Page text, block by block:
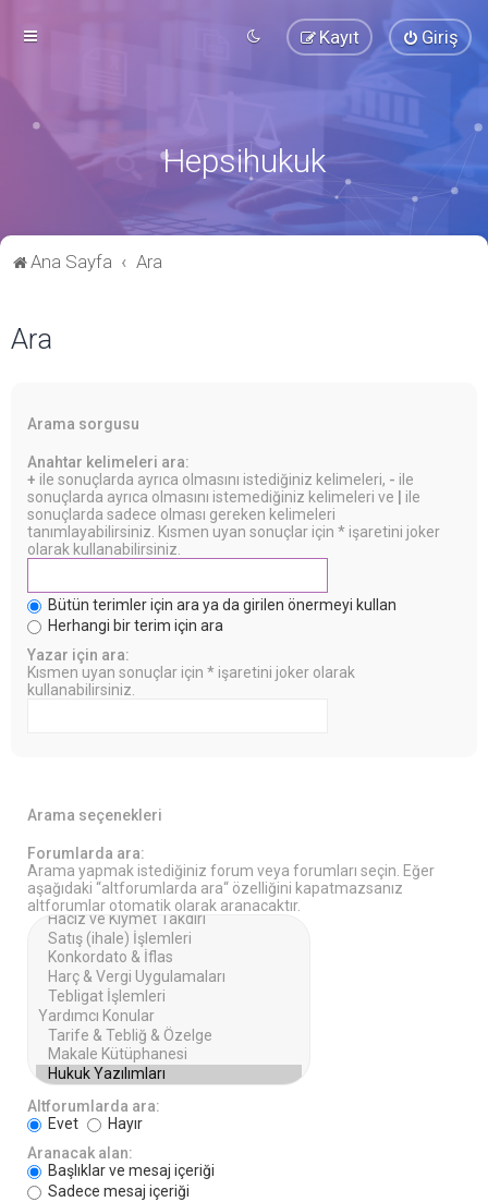
Giriş
Kayıt
Hepsihukuk
Ana Sayfa Ara
Ara
Arama sorgusu
Anahtar kelimeleri ara:
+ ile sonuçlarda ayrıca olmasını istediğiniz kelimeleri, - ile
sonuçlarda ayrıca olmasını istemediğiniz kelimeleri ve
ile
sonuçlarda sadece olması gereken kelimeleri
tanımlayabilirsiniz. Kısmen uyan sonuçlar için * işaretini joker
olarak kullanabilirsiniz.
Bütün terimler için ara ya da girilen önermeyi kullan
Herhangi bir terim için ara
Yazar için ara:
Kısmen uyan sonuçlar için * işaretini joker olarak
kullanabilirsiniz.
Arama seçenekleri
Forumlarda ara:
Arama yapmak istediğiniz forum veya forumları seçin. Eğer
aşağıdaki “altforumlarda ara“ özelliğini kapatmazsanız
altforumlar otomatik olarak aranacaktır.
Altforumlarda ara:
Evet
Hayır
Aranacak alan:
Başlıklar ve mesaj içeriği
Sadece mesaj içeriği